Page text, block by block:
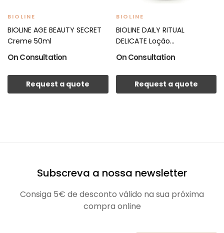
BIOLINE
BIOLINE AGE BEAUTY SECRET
Creme 50ml
On Consultation
Request a quote
BIOLINE
BIOLINE DAILY RITUAL
DELICATE Loção
Refrescante...
On Consultation
Request a quote
Subscreva a nossa newsletter
Consiga 5€ de desconto válido na sua próxima
compra online